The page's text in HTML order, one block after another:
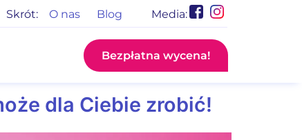
Skrót: O nas Blog Media:
Bezpłatna wycena!
dla Ciebie zrobić!